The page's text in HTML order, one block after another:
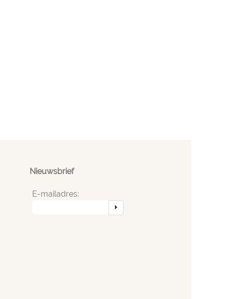
Nieuwsbrief
E-mailadres: